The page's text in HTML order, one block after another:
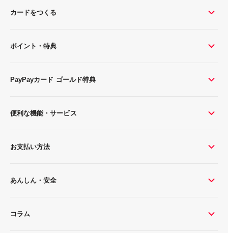
カードをつくる
ポイント・特典
PayPayカード ゴールド特典
便利な機能・サービス
お支払い方法
あんしん・安全
コラム